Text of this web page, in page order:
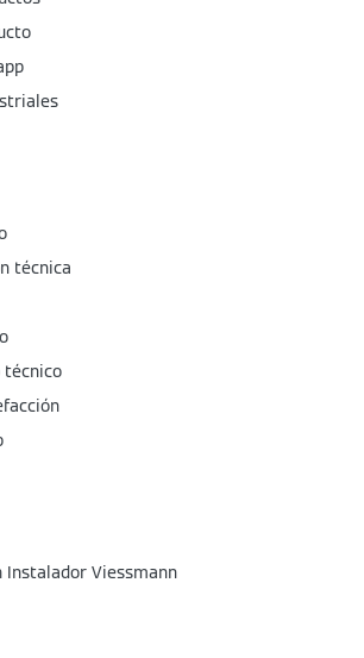
técnica
técnico
Instalador Viessmann